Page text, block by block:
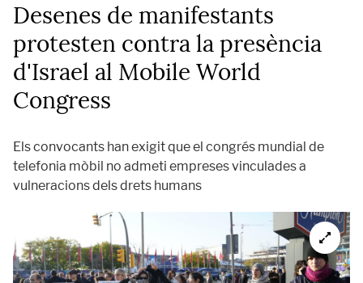
Desenes de manifestants
protesten contra la presència
d'Israel al Mobile World
Congress
Els convocants han exigit que el congrés mundial de
telefonia mòbil no admeti empreses vinculades a
vulneracions dels drets humans